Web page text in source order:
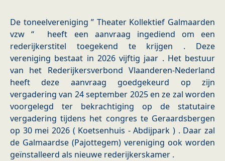
De toneelvereniging ” Theater Kollektief Galmaarden
vzw “ heeft een aanvraag ingediend om een
rederijkerstitel toegekend te krijgen . Deze
vereniging bestaat in 2026 vijftig jaar . Het bestuur
van het Rederijkersverbond Vlaanderen-Nederland
heeft deze aanvraag goedgekeurd op zijn
vergadering van 24 september 2025 en ze zal worden
voorgelegd ter bekrachtiging op de statutaire
vergadering tijdens het congres te Geraardsbergen
op 30 mei 2026 ( Koetsenhuis - Abdijpark ) . Daar zal
de Galmaardse (Pajottegem) vereniging ook worden
geïnstalleerd als nieuwe rederijkerskamer .